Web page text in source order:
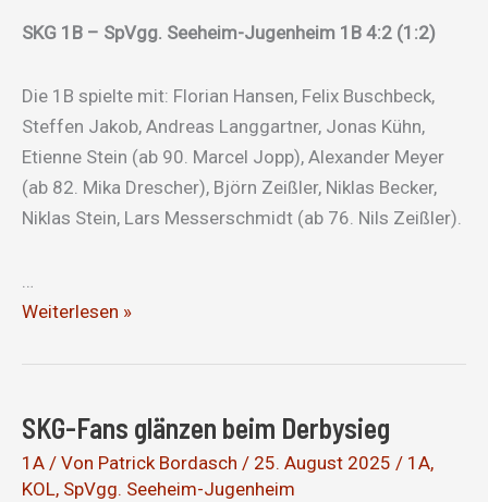
SKG 1B – SpVgg. Seeheim-Jugenheim 1B 4:2 (1:2)
Die 1B spielte mit: Florian Hansen, Felix Buschbeck,
Steffen Jakob, Andreas Langgartner, Jonas Kühn,
Etienne Stein (ab 90. Marcel Jopp), Alexander Meyer
(ab 82. Mika Drescher), Björn Zeißler, Niklas Becker,
Niklas Stein, Lars Messerschmidt (ab 76. Nils Zeißler).
Spiel
und
gewonnen
Weiterlesen »
SKG-Fans glänzen beim Derbysieg
1A / Von Patrick Bordasch / 25. August 2025 / 1A,
KOL, SpVgg. Seeheim-Jugenheim